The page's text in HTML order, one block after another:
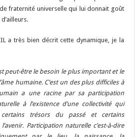
fraternité universelle qui lui donnait goût
a très bien décrit cette dynamique, je la
peut-être le besoin le plus important et le
humaine. C’est un des plus difficiles à
a une racine par sa participation
à l’existence d’une collectivité qui
certains trésors du passé et certains
Participation naturelle c’est-à-dire